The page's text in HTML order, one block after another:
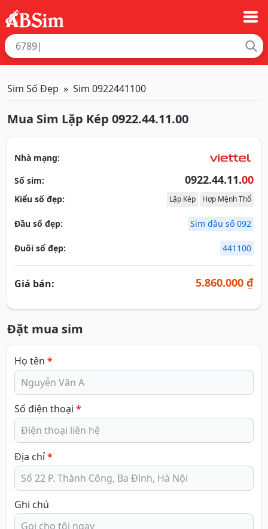
Sim Số Đẹp Sim 0922441100
Mua Sim Lặp Kép 0922.44.11.00
Nhà mạng:
Số sim:
0922.44.11.00
Kiểu số đẹp: Lặp Kép Hợp Mệnh Thổ
Đầu số đẹp: Sim đầu số 092
Đuôi số đẹp: 441100
Giá bán: 5.860.000 ₫
Đặt mua sim
Họ tên *
Số điện thoại *
Địa chỉ*
Ghi chú